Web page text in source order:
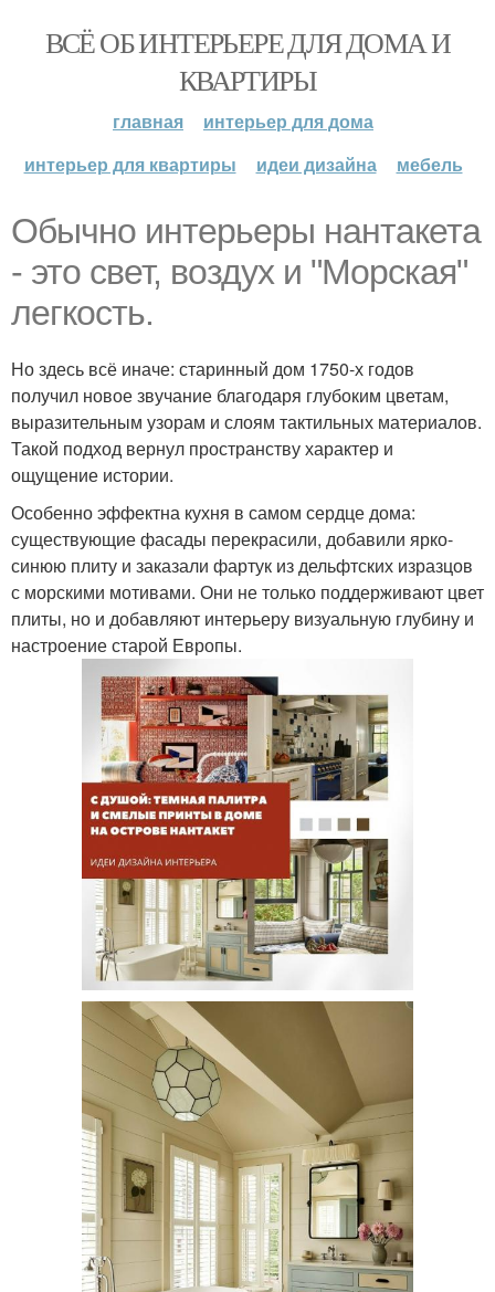
ВСЁ ОБ ИНТЕРЬЕРЕ ДЛЯ ДОМА И
КВАРТИРЫ
главная
интерьер для дома
интерьер для квартиры
идеи дизайна мебель
Обычно интерьеры нантакета
- это свет, воздух и "Морская"
легкость.
Но здесь всё иначе: старинный дом 1750-х годов
получил новое звучание благодаря глубоким цветам,
выразительным узорам и слоям тактильных материалов.
Такой подход вернул пространству характер и
ощущение истории.
Особенно эффектна кухня в самом сердце дома:
существующие фасады перекрасили, добавили ярко-
синюю плиту и заказали фартук из дельфтских изразцов
с морскими мотивами. Они не только поддерживают цвет
плиты, но и добавляют интерьеру визуальную глубину и
настроение старой Европы.